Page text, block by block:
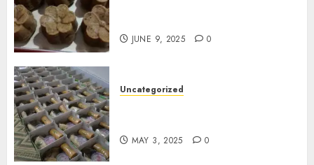
JUNE 9, 2025 0
Uncategorized
MAY 3, 2025 0